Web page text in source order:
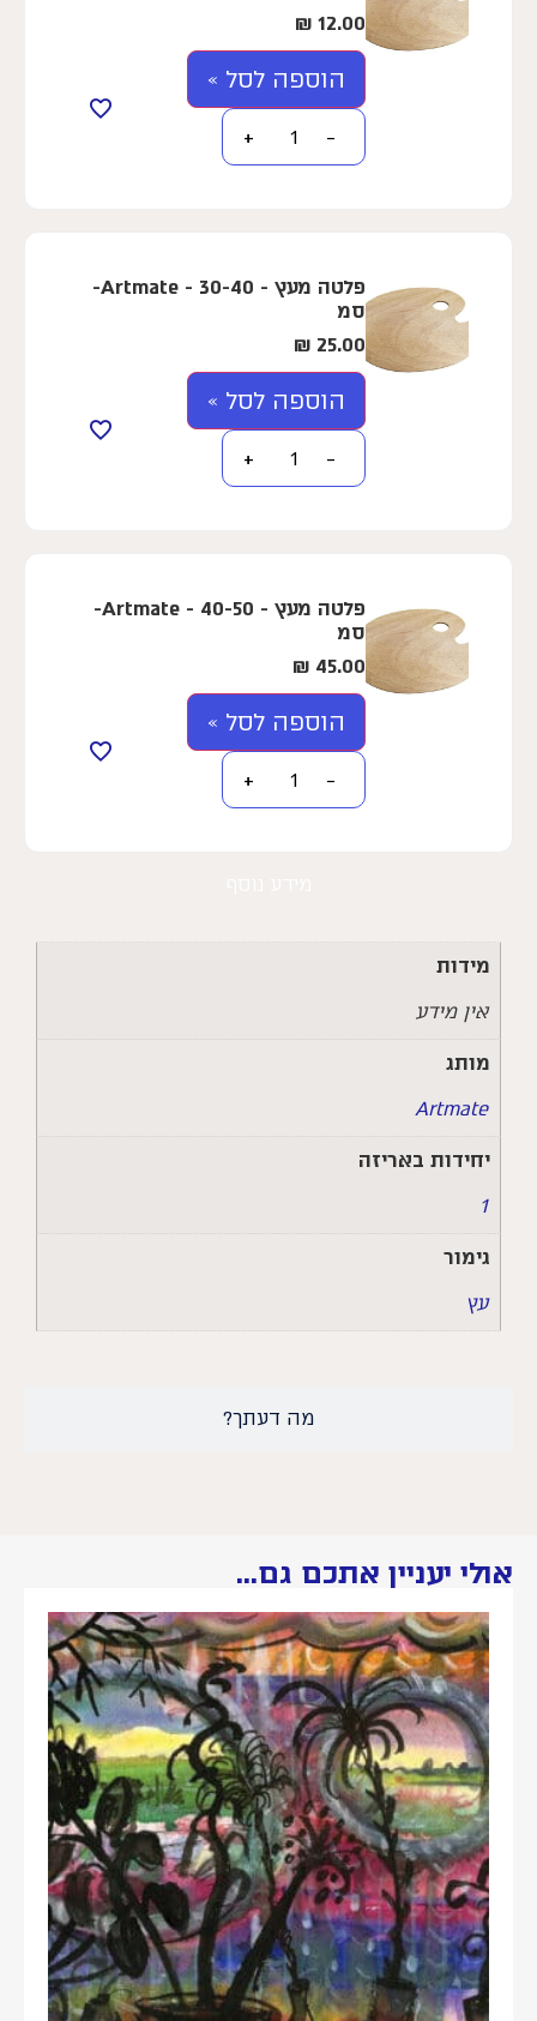
12.00
₪
הוספה לסל »
−
+
פלטה מעץ - Artmate - 30-40-
סמ
25.00
₪
הוספה לסל »
−
+
פלטה מעץ - Artmate - 40-50-
סמ
45.00
₪
הוספה לסל »
−
+
מה דעתך?
מידות
אין מידע
מותג
Artmate
יחידות באריזה
1
גימור
עץ
אולי יעניין אתכם גם...